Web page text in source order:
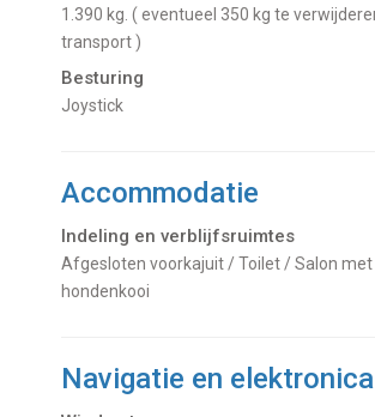
1.390 kg. ( eventueel 350 kg te verwijderen voor
transport )
Besturing
Joystick
Accommodatie
Indeling en verblijfsruimtes
Afgesloten voorkajuit / Toilet / Salon met dinette /
hondenkooi
Navigatie en elektronica